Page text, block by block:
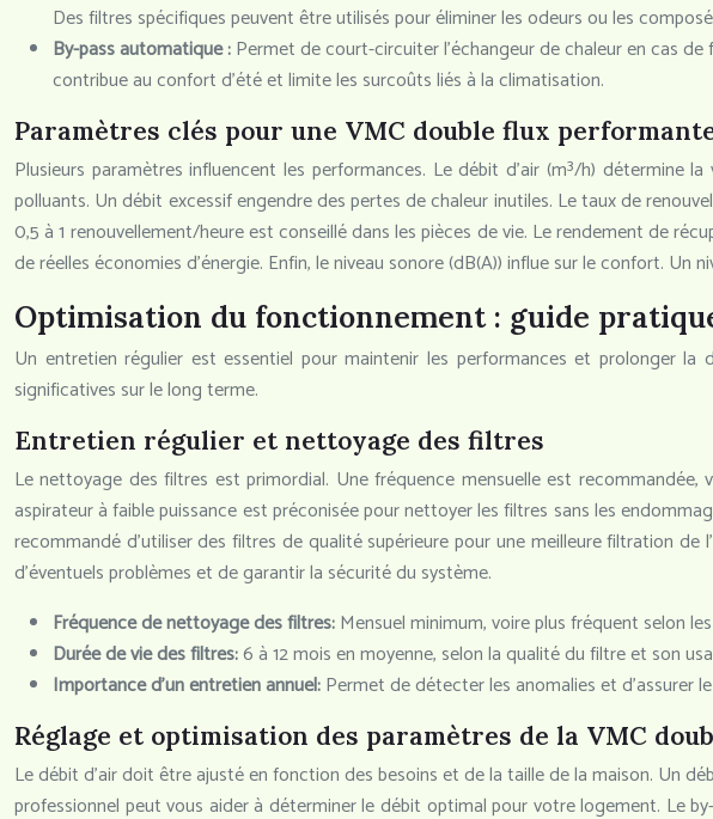
Des filtres spécifiques peuvent être utilisés pour éliminer les odeurs ou les
By-pass automatique :Permet de court-circuiter l’échangeur de chaleur en cas
contribue au confort d’été et limite les surcoûts liés à la climatisation.
Paramètres clés pour une VMC double flux
Plusieurs paramètres influencent les performances. Le débit d’air (m³/h) détermine
polluants. Un débit excessif engendre des pertes de chaleur inutiles. Le taux de
0,5 à 1 renouvellement/heure est conseillé dans les pièces de vie. Le rendement de
de réelles économies d’énergie. Enfin, le niveau sonore (dB(A)) influe sur le confort.
Optimisation du fonctionnement : guide
Un entretien régulier est essentiel pour maintenir les performances et prolonger
significatives sur le long terme.
Entretien régulier et nettoyage des filtres
Le nettoyage des filtres est primordial. Une fréquence mensuelle est recommandée,
aspirateur à faible puissance est préconisée pour nettoyer les filtres sans les
recommandé d’utiliser des filtres de qualité supérieure pour une meilleure filtration
d’éventuels problèmes et de garantir la sécurité du système.
Fréquence de nettoyage des filtres:Mensuel minimum, voire plus fréquent selon
Durée de vie des filtres:6 à 12 mois en moyenne, selon la qualité du filtre et son
Importance d’un entretien annuel:Permet de détecter les anomalies et d’assurer
Réglage et optimisation des paramètres de la VMC
Le débit d’air doit être ajusté en fonction des besoins et de la taille de la maison. Un
professionnel peut vous aider à déterminer le débit optimal pour votre logement. Le